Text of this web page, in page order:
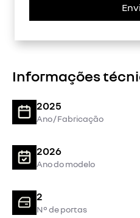
Informações
2025
Ano / Fabricação
2
N° de portas
2026
Ano do modelo